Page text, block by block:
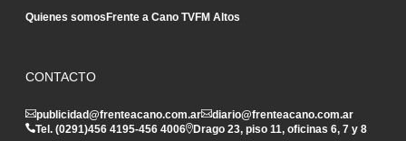
Quienes somosFrente a Cano TVFM Altos
CONTACTO
publicidad@frenteacano.com.ar
diario@frenteacano.com.ar
Tel. (0291)456 4195-456 4006 Drago 23, piso 11, oficinas 6, 7 y 8